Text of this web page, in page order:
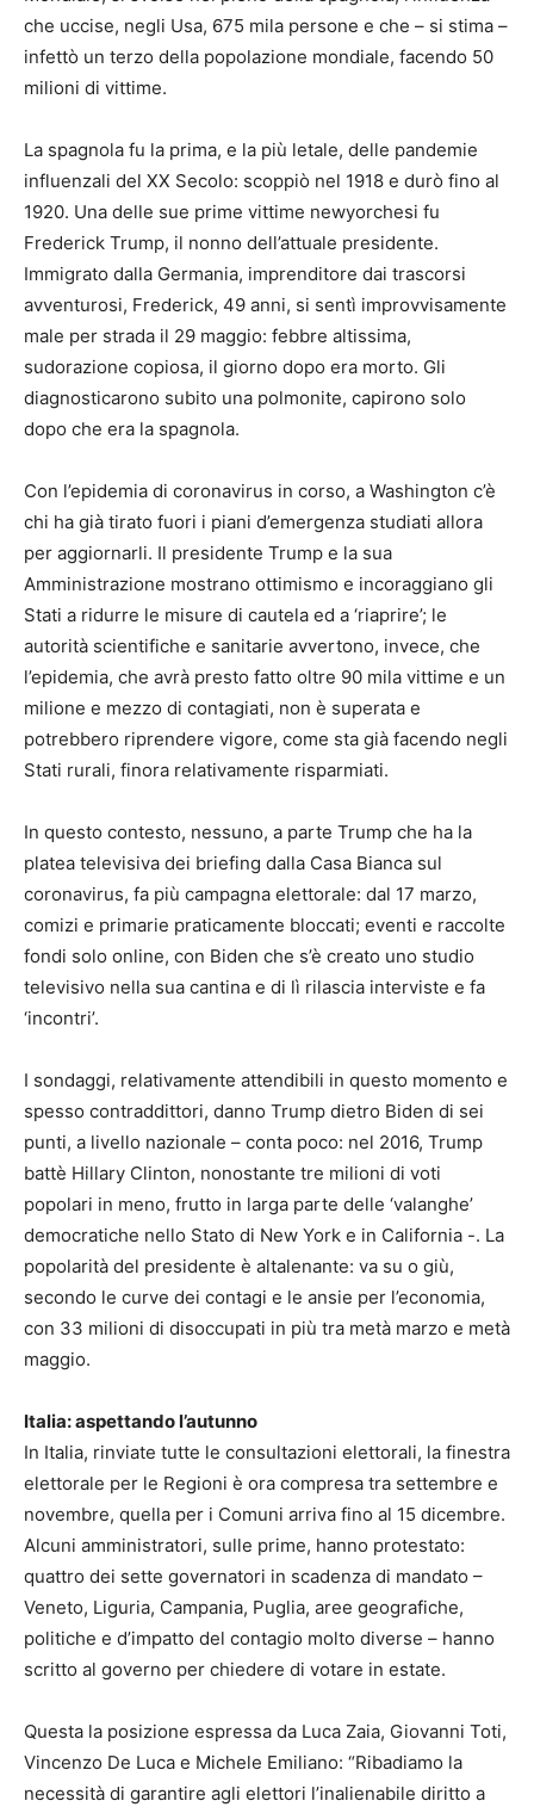
che uccise, negli Usa, 675 mila persone e che – si stima –
infettò un terzo della popolazione mondiale, facendo 50
milioni di vittime.
La spagnola fu la prima, e la più letale, delle pandemie
influenzali del XX Secolo: scoppiò nel 1918 e durò fino al
1920. Una delle sue prime vittime newyorchesi fu
Frederick Trump, il nonno dell’attuale presidente.
Immigrato dalla Germania, imprenditore dai trascorsi
avventurosi, Frederick, 49 anni, si sentì improvvisamente
male per strada il 29 maggio: febbre altissima,
sudorazione copiosa, il giorno dopo era morto. Gli
diagnosticarono subito una polmonite, capirono solo
dopo che era la spagnola.
Con l’epidemia di coronavirus in corso, a Washington c’è
chi ha già tirato fuori i piani d’emergenza studiati allora
per aggiornarli. Il presidente Trump e la sua
Amministrazione mostrano ottimismo e incoraggiano gli
Stati a ridurre le misure di cautela ed a ‘riaprire’; le
autorità scientifiche e sanitarie avvertono, invece, che
l’epidemia, che avrà presto fatto oltre 90 mila vittime e un
milione e mezzo di contagiati, non è superata e
potrebbero riprendere vigore, come sta già facendo negli
Stati rurali, finora relativamente risparmiati.
In questo contesto, nessuno, a parte Trump che ha la
platea televisiva dei briefing dalla Casa Bianca sul
coronavirus, fa più campagna elettorale: dal 17 marzo,
comizi e primarie praticamente bloccati; eventi e raccolte
fondi solo online, con Biden che s’è creato uno studio
televisivo nella sua cantina e di lì rilascia interviste e fa
‘incontri’.
I sondaggi, relativamente attendibili in questo momento e
spesso contraddittori, danno Trump dietro Biden di sei
punti, a livello nazionale – conta poco: nel 2016, Trump
battè Hillary Clinton, nonostante tre milioni di voti
popolari in meno, frutto in larga parte delle ‘valanghe’
democratiche nello Stato di New York e in California -. La
popolarità del presidente è altalenante: va su o giù,
secondo le curve dei contagi e le ansie per l’economia,
con 33 milioni di disoccupati in più tra metà marzo e metà
maggio.
Italia: aspettando l’autunno
In Italia, rinviate tutte le consultazioni elettorali, la finestra
elettorale per le Regioni è ora compresa tra settembre e
novembre, quella per i Comuni arriva fino al 15 dicembre.
Alcuni amministratori, sulle prime, hanno protestato:
quattro dei sette governatori in scadenza di mandato –
Veneto, Liguria, Campania, Puglia, aree geografiche,
politiche e d’impatto del contagio molto diverse – hanno
scritto al governo per chiedere di votare in estate.
Questa la posizione espressa da Luca Zaia, Giovanni Toti,
Vincenzo De Luca e Michele Emiliano: “Ribadiamo la
necessità di garantire agli elettori l’inalienabile diritto a